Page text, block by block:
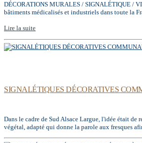
DÉCORATIONS MURALES / SIGNALÉTIQUE /
bâtiments médicalisés et industriels dans toute la
Lire la suite
SIGNALÉTIQUES DÉCORATIVES
Dans le cadre de Sud Alsace Largue, l'idée était
végétal, adapté qui donne la parole aux fresques